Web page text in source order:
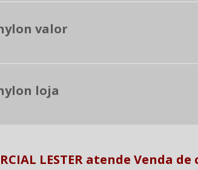
valor
loja
LESTER atende Venda